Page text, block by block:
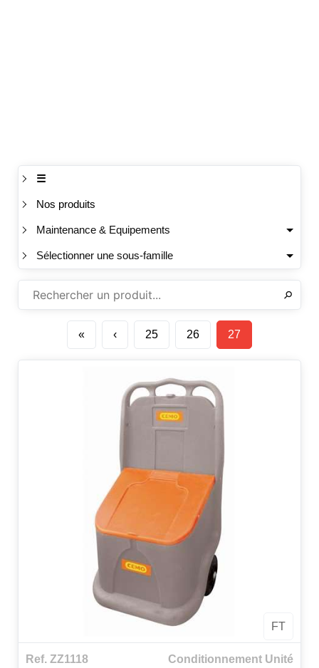
☰
Nos produits
Maintenance & Equipements
Sélectionner une sous-famille
✕
⚲
« ‹ 25 26 27
FT
Ref. ZZ1118 Conditionnement Unité